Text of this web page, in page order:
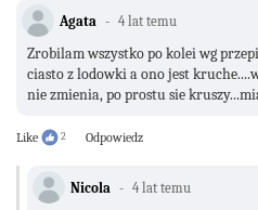
Agata 4 lat temu
Zrobilam wszystko po kolei wg
ciasto z lodowki a ono jest
nie zmienia, po prostu sie
Like 2 Odpowiedz
Nicola 4 lat temu